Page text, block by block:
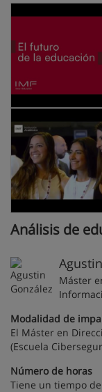
Análisis de
Máster
Modalidad de
El Máster en
(Escuela
Número de horas
Tiene un tiempo